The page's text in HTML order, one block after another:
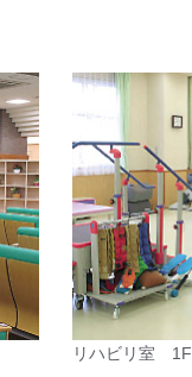
リハビリ室 1F